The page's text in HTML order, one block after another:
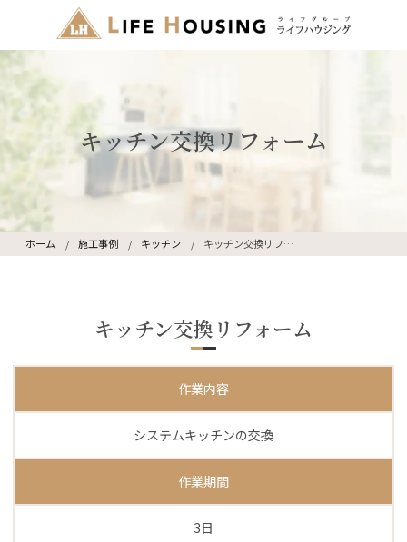
キッチン交換リフォーム
ホーム 施工事例 キッチン キッチン交換リフォーム
キッチン交換リフォーム
作業内容
システムキッチンの交換
作業期間
3日